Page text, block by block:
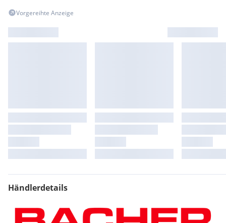
Vorgereihte Anzeige
Händlerdetails